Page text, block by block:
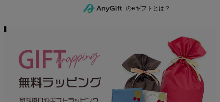
のeギフトとは？